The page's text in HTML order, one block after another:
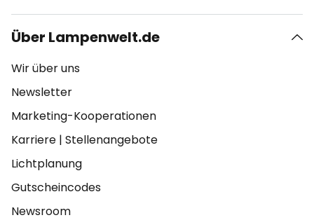
Über Lampenwelt.de
Wir über uns
Newsletter
Marketing-Kooperationen
Karriere | Stellenangebote
Lichtplanung
Gutscheincodes
Newsroom